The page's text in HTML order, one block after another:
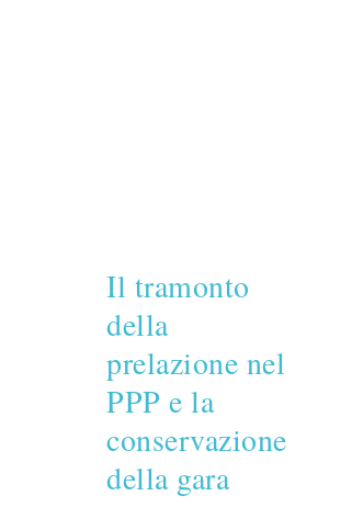
Il tramonto
della
prelazione nel
PPP e la
conservazione
della gara